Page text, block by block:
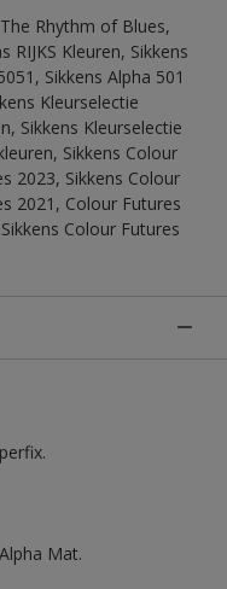
Rhythm of Blues,
RIJKS Kleuren, Sikkens
Sikkens Alpha 501
Kleurselectie
Sikkens Kleurselectie
Sikkens Colour
2023, Sikkens Colour
2021, Colour Futures
Colour Futures
Mat.